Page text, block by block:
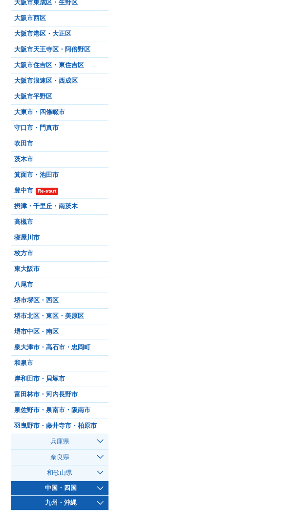
大阪市東成区・生野区
大阪市西区
大阪市港区・大正区
大阪市天王寺区・阿倍野区
大阪市住吉区・東住吉区
大阪市浪速区・西成区
大阪市平野区
大東市・四條畷市
守口市・門真市
吹田市
茨木市
箕面市・池田市
豊中市 Re-start
摂津・千里丘・南茨木
高槻市
寝屋川市
枚方市
東大阪市
八尾市
堺市堺区・西区
堺市北区・東区・美原区
堺市中区・南区
泉大津市・高石市・忠岡町
和泉市
岸和田市・貝塚市
富田林市・河内長野市
泉佐野市・泉南市・阪南市
羽曳野市・藤井寺市・柏原市
兵庫県
奈良県
和歌山県
中国・四国
九州・沖縄